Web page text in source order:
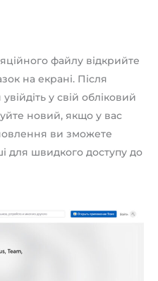
файлу відкрийте
на екрані. Після
у свій обліковий
новий, якщо у вас
ви зможете
для швидкого доступу до